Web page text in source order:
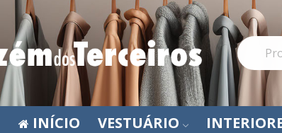
INÍCIO VESTUÁRIO